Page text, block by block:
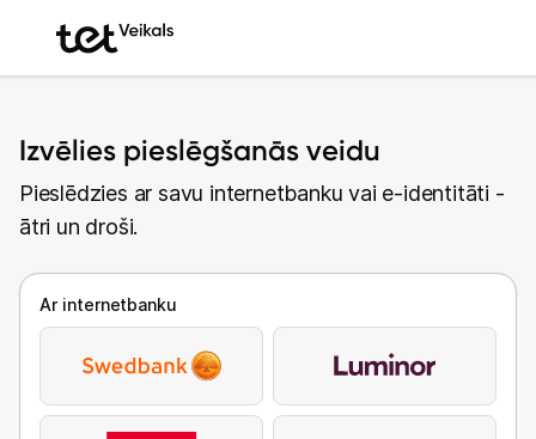
Izvēlies pieslēgšanās veidu
Pieslēdzies ar savu internetbanku vai e-identitāti -
ātri un droši.
Ar internetbanku